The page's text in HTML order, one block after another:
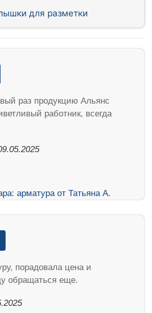
для разметки
раз продукцию Альянс
работник, всегда
порадовала цена и
обращаться еще.